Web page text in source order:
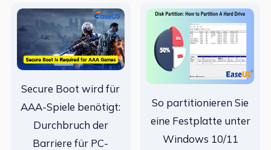
Secure Boot wird für
AAA-Spiele benötigt:
Durchbruch der
Barriere für PC-
So partitionieren Sie
eine Festplatte unter
Windows 10/11